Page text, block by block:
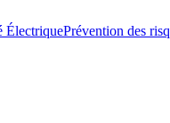
ÉlectriquePrévention des